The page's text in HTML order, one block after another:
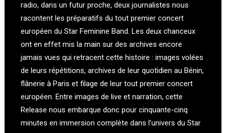
radio, dans un futur proche, deux journalistes nous
racontent les préparatifs du tout premier concert
européen du Star Feminine Band. Les deux chanceux
ont en effet mis la main sur des archives encore
jamais vues qui retracent cette histoire : images volées
de leurs répétitions, archives de leur quotidien au Bénin,
flânerie à Paris et filage de leur tout premier concert
européen. Entre images de live et narration, cette
Release nous embarque donc pour cinquante-cinq
minutes en immersion complète dans l’univers du Star